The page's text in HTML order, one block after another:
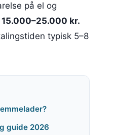
på el og
15.000–25.000 kr.
typisk 5–8
guide 2026